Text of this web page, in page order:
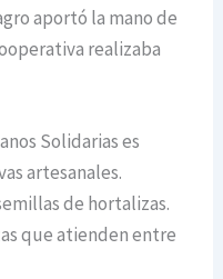
aportó la mano de
realizaba
Solidarias es
artesanales.
de hortalizas.
que atienden entre